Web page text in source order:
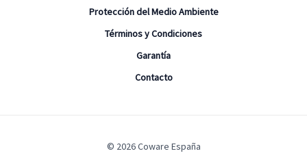
Protección del Medio Ambiente
Términos y Condiciones
Garantía
Contacto
© 2026 Coware España